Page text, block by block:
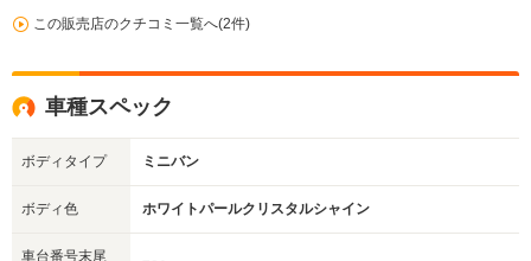
この販売店のクチコミ一覧へ(2件)
車種スペック
ボディタイプ ミニバン
ボディ色 ホワイトパールクリスタルシャイン
車台番号末尾